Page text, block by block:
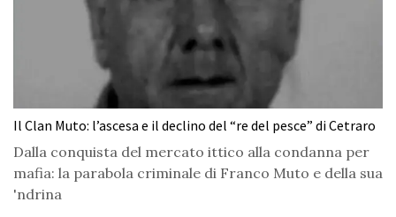
Il Clan Muto: l’ascesa e il declino del “re del pesce” di Cetraro
Dalla conquista del mercato ittico alla condanna per
mafia: la parabola criminale di Franco Muto e della sua
'ndrina